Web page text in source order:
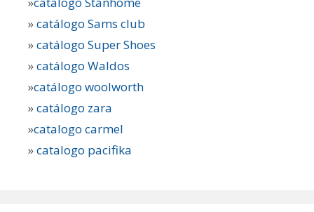
»catálogo Sams club
»catálogo Super Shoes
»catálogo Waldos
»catálogo woolworth
»catálogo zara
»catalogo carmel
»catalogo pacifika